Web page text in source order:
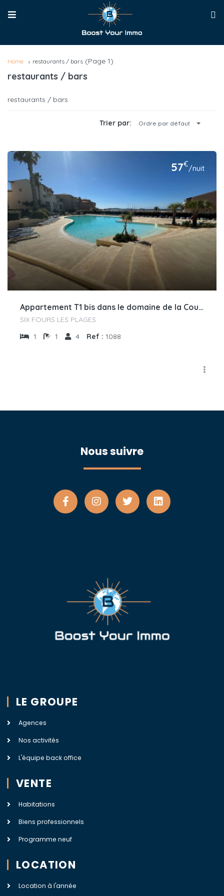
Home restaurants / bars (Page 1)
restaurants / bars
restaurants / bars
Trier par: Ordre par défaut
57€/nuit
Appartement T1 bis dans le domaine de la Coudoulière a deux pas de la mer
SIX FOURS LES PLAGES
1
1 4 Ref : 1088
Nous suivre
LE GROUPE
Agences
Nos activités
L'équipe back office
VENTE
Habitations
Biens professionnels
Programme neuf
LOCATION
Location à l'année